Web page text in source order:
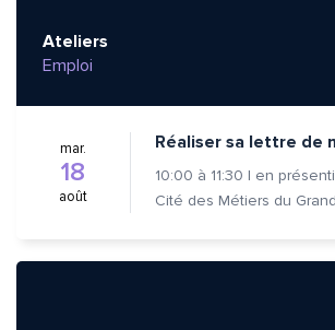
Ateliers
Emploi
mar.
18
août
Réaliser sa lettre de
10:00 à 11:30 | en